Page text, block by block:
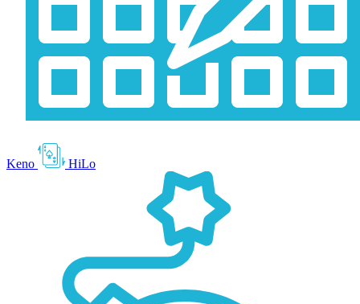
Keno HiLo